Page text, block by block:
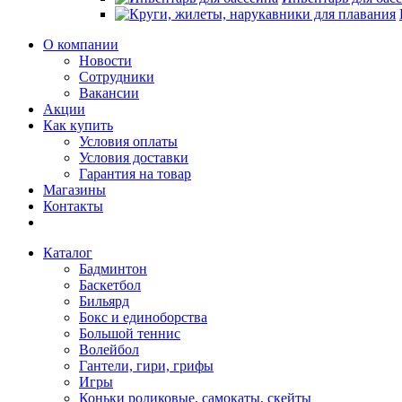
О компании
Новости
Сотрудники
Вакансии
Акции
Как купить
Условия оплаты
Условия доставки
Гарантия на товар
Магазины
Контакты
Каталог
Бадминтон
Баскетбол
Бильярд
Бокс и единоборства
Большой теннис
Волейбол
Гантели, гири, грифы
Игры
Коньки роликовые, самокаты, скейты